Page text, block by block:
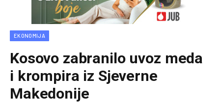
EKONOMIJA
Kosovo zabranilo uvoz meda
i krompira iz Sjeverne
Makedonije